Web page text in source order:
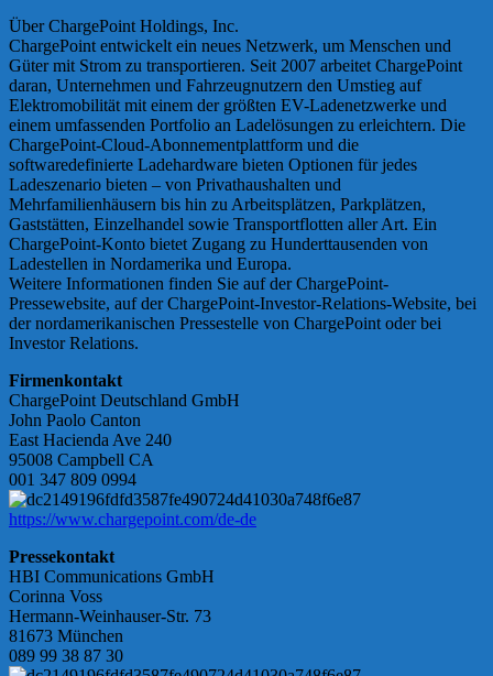
Über ChargePoint Holdings, Inc.
ChargePoint entwickelt ein neues Netzwerk, um Menschen und
Güter mit Strom zu transportieren. Seit 2007 arbeitet ChargePoint
daran, Unternehmen und Fahrzeugnutzern den Umstieg auf
Elektromobilität mit einem der größten EV-Ladenetzwerke und
einem umfassenden Portfolio an Ladelösungen zu erleichtern. Die
ChargePoint-Cloud-Abonnementplattform und die
softwaredefinierte Ladehardware bieten Optionen für jedes
Ladeszenario bieten – von Privathaushalten und
Mehrfamilienhäusern bis hin zu Arbeitsplätzen, Parkplätzen,
Gaststätten, Einzelhandel sowie Transportflotten aller Art. Ein
ChargePoint-Konto bietet Zugang zu Hunderttausenden von
Ladestellen in Nordamerika und Europa.
Weitere Informationen finden Sie auf der ChargePoint-
Pressewebsite, auf der ChargePoint-Investor-Relations-Website, bei
der nordamerikanischen Pressestelle von ChargePoint oder bei
Investor Relations.
Firmenkontakt
ChargePoint Deutschland GmbH
John Paolo Canton
East Hacienda Ave 240
95008 Campbell CA
001 347 809 0994
https://www.chargepoint.com/de-de
Pressekontakt
HBI Communications GmbH
Corinna Voss
Hermann-Weinhauser-Str. 73
81673 München
089 99 38 87 30